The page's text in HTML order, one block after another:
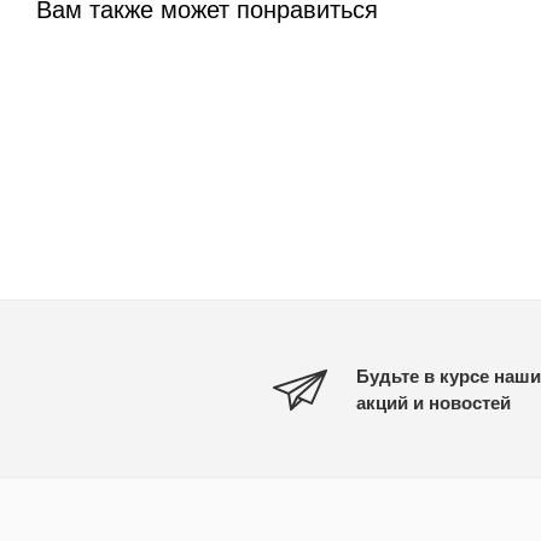
Вам также может понравиться
Будьте в курсе
акций и новостей